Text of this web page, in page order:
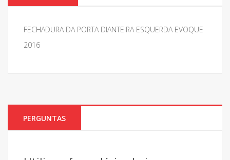
FECHADURA DA PORTA DIANTEIRA ESQUERDA EVOQUE
2016
PERGUNTAS